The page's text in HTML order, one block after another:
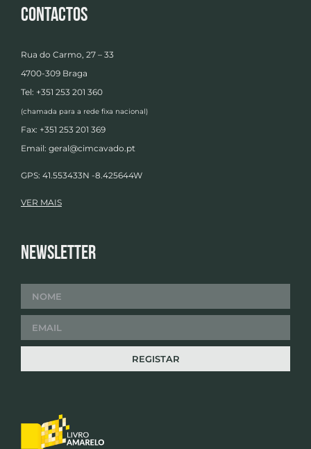
Contactos
Rua do Carmo, 27 – 33
4700-309 Braga
Tel: +351 253 201 360
(chamada para a rede fixa nacional)
Fax: +351 253 201 369
Email: geral@cimcavado.pt
GPS: 41.553433N -8.425644W
VER MAIS
Newsletter